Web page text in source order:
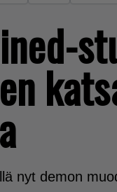
nyt demon